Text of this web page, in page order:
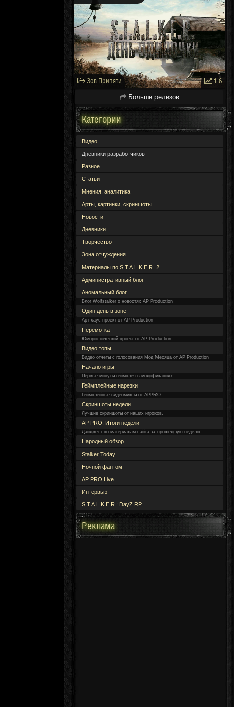
Зов Припяти 1.6
Больше релизов
Категории
Видео
Дневники разработчиков
Разное
Статьи
Мнения, аналитика
Арты, картинки, скриншоты
Новости
Дневники
Творчество
Зона отчуждения
Материалы по S.T.A.L.K.E.R. 2
Административный блог
Аномальный блог
Блог Wolfstalker о новостях AP Production
Один день в зоне
Арт хаус проект от AP Production
Перемотка
Юмористический проект от AP Production
Видео топы
Видео отчеты с голосования Мод Месяца от AP Production
Начало игры
Первые минуты геймплея в модификациях
Геймплейные нарезки
Геймплейные видеомиксы от APPRO
Скриншоты недели
Лучшие скриншоты от наших игроков.
AP PRO: Итоги недели
Дайджест по материалам сайта за прошедшую неделю.
Народный обзор
Stalker Today
Ночной фантом
AP PRO Live
Интервью
S.T.A.L.K.E.R.: DayZ RP
Реклама